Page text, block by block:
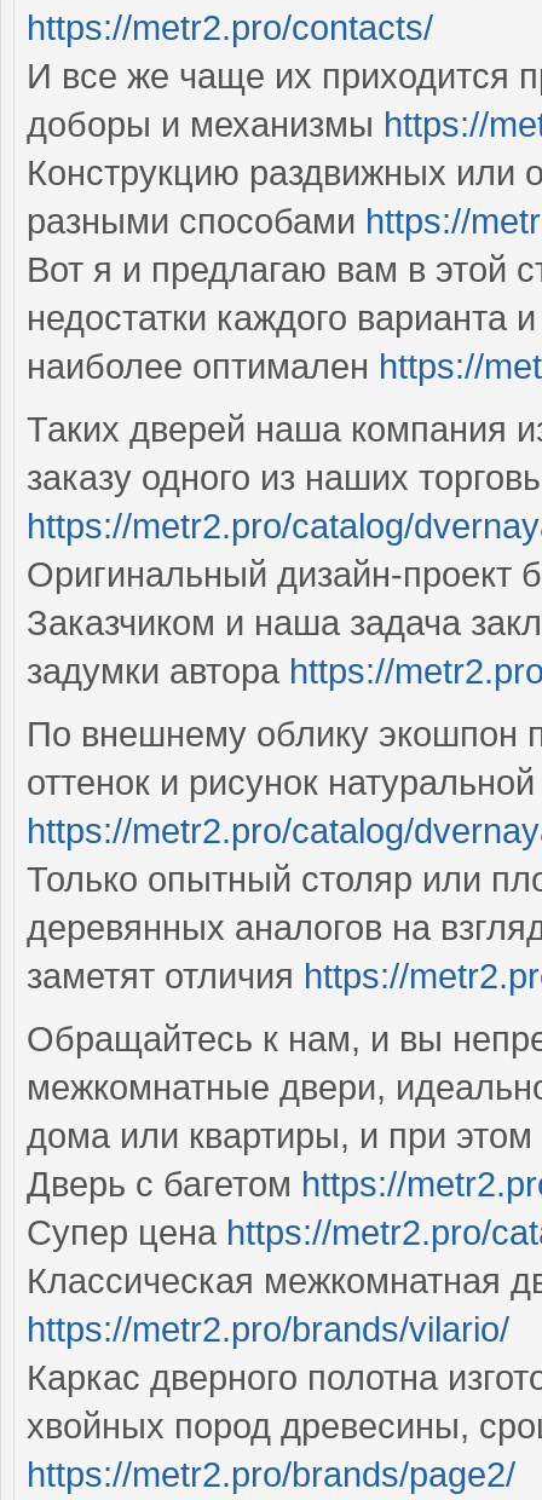
https://metr2.pro/contacts/
И все же чаще их приходится
доборы и механизмы https://
Конструкцию раздвижных или
разными способами https://
Вот я и предлагаю вам в этой
недостатки каждого варианта
наиболее оптимален https://
Таких дверей наша компания
заказу одного из наших
https://metr2.pro/catalog/
Оригинальный дизайн-проект
Заказчиком и наша задача
задумки автора https://
По внешнему облику экошпон
оттенок и рисунок
https://metr2.pro/catalog/
Только опытный столяр или
деревянных аналогов на
заметят отличия https://
Обращайтесь к нам, и вы
межкомнатные двери,
дома или квартиры, и при
Дверь с багетом https://
Супер цена https://metr2.pro/
Классическая межкомнатная
https://metr2.pro/brands/vilario/
Каркас дверного полотна
хвойных пород древесины,
https://metr2.pro/brands/page2/